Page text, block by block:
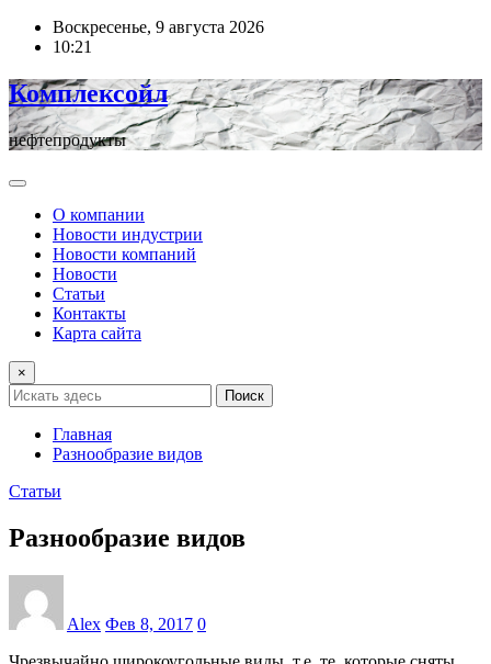
ПерейтиВоскресенье, 9 августа 2026
10:21
Комплексойл
нефтепродукты
О компании
Новости индустрии
Новости компаний
Новости
Статьи
Контакты
Карта сайта
×
Поиск
Главная
Разнообразие видов
Статьи
Разнообразие видов
Alex Фев 8, 2017 0